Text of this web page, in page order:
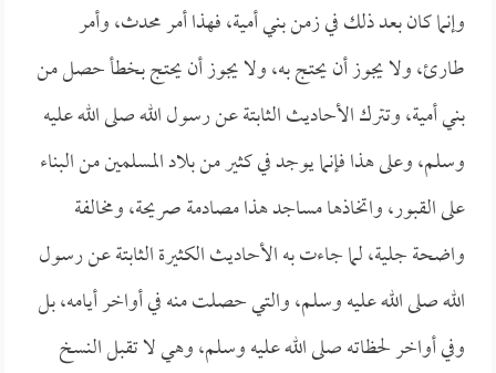
وإنما كان بعد ذلك في زمن بني أمية، فهذا أمر محدث، وأمر
طارئ، ولا يجوز أن يحتج به، ولا يجوز أن يحتج بخطأ حصل من
بني أمية، وتترك الأحاديث الثابتة عن رسول الله صلى الله عليه
وسلم، وعلى هذا فإنما يوجد في كثير من بلاد المسلمين من البناء
على القبور، واتخاذها مساجد هذا مصادمة صريحة، ومخالفة
واضحة جلية، لما جاءت به الأحاديث الكثيرة الثابتة عن رسول
الله صلى الله عليه وسلم، والتي حصلت منه في أواخر أيامه، بل
وفي أواخر لحظاته صلى الله عليه وسلم، وهي لا تقبل النسخ